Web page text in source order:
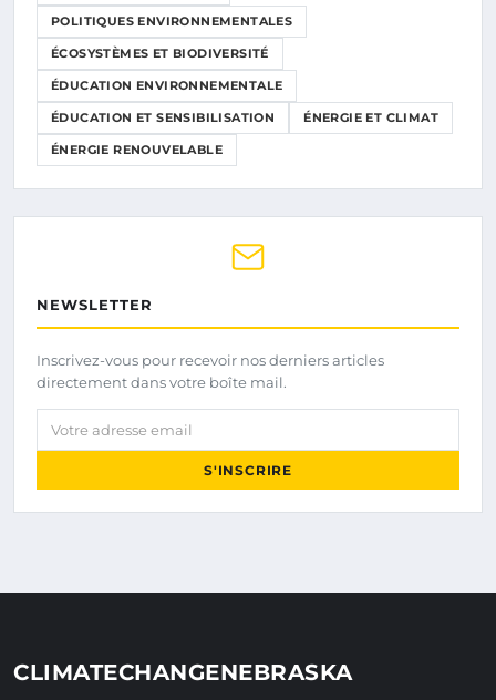
POLITIQUES ENVIRONNEMENTALES
ÉCOSYSTÈMES ET BIODIVERSITÉ
ÉDUCATION ENVIRONNEMENTALE
ÉDUCATION ET SENSIBILISATION ÉNERGIE ET CLIMAT
ÉNERGIE RENOUVELABLE
NEWSLETTER
Inscrivez-vous pour recevoir nos derniers articles
directement dans votre boîte mail.
Votre adresse email
S'INSCRIRE
CLIMATECHANGENEBRASKA